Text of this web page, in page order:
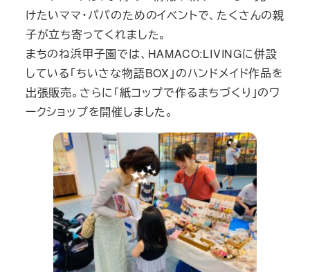
けたいママ・パパのためのイベントで、たくさんの親
子が立ち寄ってくれました。
まちのね浜甲子園では、HAMACO:LIVINGに併設
している「ちいさな物語BOX」のハンドメイド作品を
出張販売。さらに「紙コップで作るまちづくり」のワ
ークショップを開催しました。